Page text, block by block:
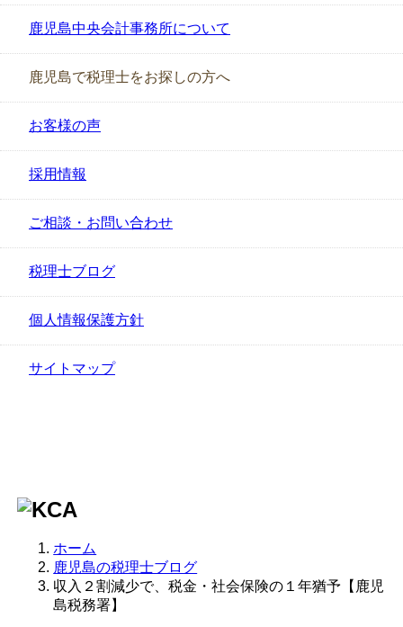
鹿児島中央会計事務所について
鹿児島で税理士をお探しの方へ
お客様の声
採用情報
ご相談・お問い合わせ
税理士ブログ
個人情報保護方針
サイトマップ
ホーム
鹿児島の税理士ブログ
収入２割減少で、税金・社会保険の１年猶予【鹿児
島税務署】